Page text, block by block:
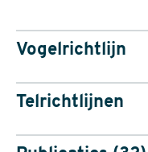
Vogelrichtlijn
Telrichtlijnen